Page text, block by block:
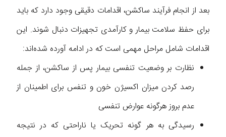
بعد از انجام فرآیند ساکشن، اقدامات دقیقی وجود دارد که باید
برای حفظ سلامت بیمار و کارآمدی تجهیزات دنبال شوند. این
اقدامات شامل مراحل مهمی است که در ادامه آورده شده‌اند:
نظارت بر وضعیت تنفسی بیمار پس از ساکشن، از جمله
رصد کردن میزان اکسیژن خون و تنفس برای اطمینان از
عدم بروز هرگونه عوارض تنفسی
رسیدگی به هر گونه تحریک یا ناراحتی که در نتیجه